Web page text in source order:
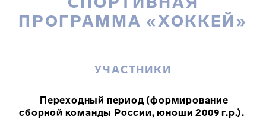
ПРОГРАММА «ХОККЕЙ»
УЧАСТНИКИ
Переходный период (формирование
сборной команды России, юноши 2009 г.р.).